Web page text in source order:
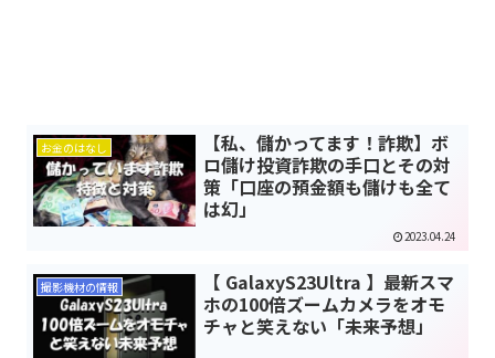
お金のはなし
【私、儲かってます！詐欺】ボ
ロ儲け投資詐欺の手口とその対
策「口座の預金額も儲けも全て
は幻」
2023.04.24
撮影機材の情報
【 GalaxyS23Ultra 】最新スマ
ホの100倍ズームカメラをオモ
チャと笑えない「未来予想」